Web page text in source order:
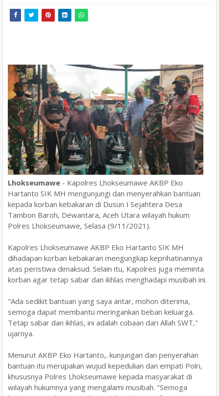
Lhokseumawe - Kapolres Lhokseumawe AKBP Eko
Hartanto SIK MH mengunjungi dan menyerahkan bantuan
kepada korban kebakaran di Dusun I Sejahtera Desa
Tambon Baroh, Dewantara, Aceh Utara wilayah hukum
Polres Lhokseumawe, Selasa (9/11/2021).
Kapolres Lhokseumawe AKBP Eko Hartanto SIK MH
dihadapan korban kebakaran mengungkap keprihatinannya
atas peristiwa dimaksud. Selain itu, Kapolres juga meminta
korban agar tetap sabar dan ikhlas menghadapi musibah ini.
"Ada sedikit bantuan yang saya antar, mohon diterima,
semoga dapat membantu meringankan beban keluarga.
Tetap sabar dan ikhlas, ini adalah cobaan dari Allah SWT,"
ujarnya.
Menurut AKBP Eko Hartanto,. kunjungan dan penyerahan
bantuan itu merupakan wujud kepedulian dan empati Polri,
khususnya Polres Lhokseumawe kepada masyarakat di
wilayah hukumnya yang mengalami musibah. "Semoga